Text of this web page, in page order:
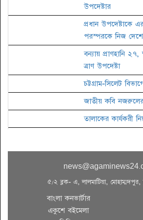
উপদেষ্টার
প্রধান উপদেষ্টাকে
পরস্পরকে নিজ দেশে
বন্যায় প্রাণহানি ২৭,
ত্রাণ উপদেষ্টা
চট্টগ্রাম-সিলেট
জাতীয় কবি
তালাকের কার্যকরী
সিটি নির্বাচন:
ঢাকায় বিওয়াইএলসি
নেতৃত্বের ক্যাম্পেইন
সারাবেলা সেরা
প্রতিযোগিতার
৫/২ ব্লক- এ, লালমাটিয়া,
বাংলা কনভার্টার
একুশে বইমেলা